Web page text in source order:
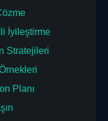
İyileştirme
Stratejileri
Planı